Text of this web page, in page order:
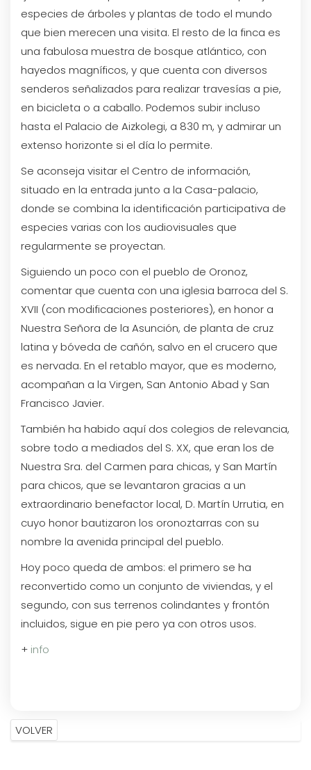
especies de árboles y plantas de todo el mundo
que bien merecen una visita. El resto de la finca es
una fabulosa muestra de bosque atlántico, con
hayedos magníficos, y que cuenta con diversos
senderos señalizados para realizar travesías a pie,
en bicicleta o a caballo. Podemos subir incluso
hasta el Palacio de Aizkolegi, a 830 m, y admirar un
extenso horizonte si el día lo permite.
Se aconseja visitar el Centro de información,
situado en la entrada junto a la Casa-palacio,
donde se combina la identificación participativa de
especies varias con los audiovisuales que
regularmente se proyectan.
Siguiendo un poco con el pueblo de Oronoz,
comentar que cuenta con una iglesia barroca del S.
XVII (con modificaciones posteriores), en honor a
Nuestra Señora de la Asunción, de planta de cruz
latina y bóveda de cañón, salvo en el crucero que
es nervada. En el retablo mayor, que es moderno,
acompañan a la Virgen, San Antonio Abad y San
Francisco Javier.
También ha habido aquí dos colegios de relevancia,
sobre todo a mediados del S. XX, que eran los de
Nuestra Sra. del Carmen para chicas, y San Martín
para chicos, que se levantaron gracias a un
extraordinario benefactor local, D. Martín Urrutia, en
cuyo honor bautizaron los oronoztarras con su
nombre la avenida principal del pueblo.
Hoy poco queda de ambos: el primero se ha
reconvertido como un conjunto de viviendas, y el
segundo, con sus terrenos colindantes y frontón
incluidos, sigue en pie pero ya con otros usos.
+ info